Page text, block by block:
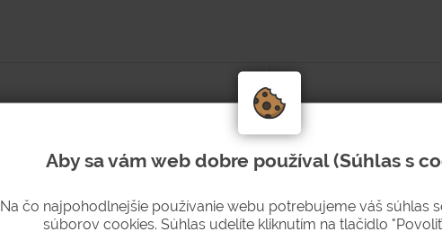
Aby sa vám web dobre používal (Súhlas s
Na čo najpohodlnejšie používanie webu potrebujeme váš súhlas
súborov cookies. Súhlas udelíte kliknutím na tlačidlo